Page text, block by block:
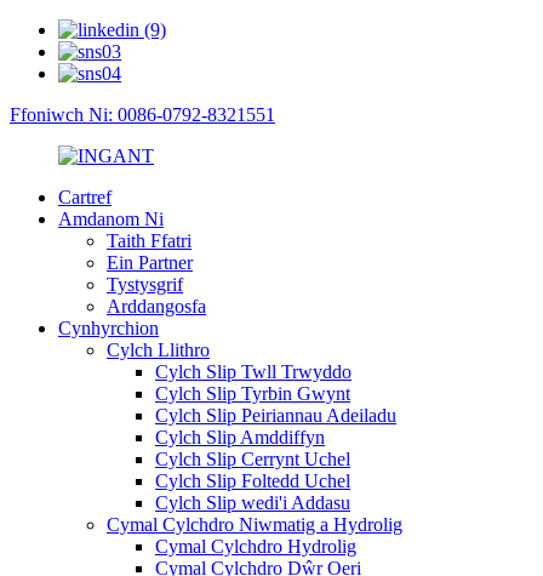
Ffoniwch Ni: 0086-0792-8321551
Cartref
Amdanom Ni
Taith Ffatri
Ein Partner
Tystysgrif
Arddangosfa
Cynhyrchion
Cylch Llithro
Cylch Slip Twll Trwyddo
Cylch Slip Tyrbin Gwynt
Cylch Slip Peiriannau Adeiladu
Cylch Slip Amddiffyn
Cylch Slip Cerrynt Uchel
Cylch Slip Foltedd Uchel
Cylch Slip wedi'i Addasu
Cymal Cylchdro Niwmatig a Hydrolig
Cymal Cylchdro Hydrolig
Cymal Cylchdro Dŵr Oeri